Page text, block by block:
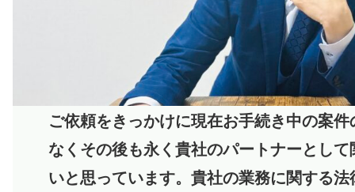
ご依頼をきっかけに現在お手続き中の案
なくその後も永く貴社のパートナーとし
いと思っています。貴社の業務に関する